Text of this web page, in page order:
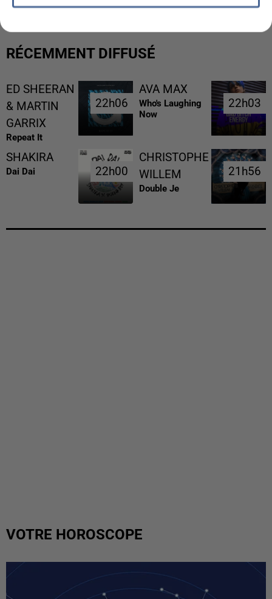
RÉCEMMENT DIFFUSÉ
ED SHEERAN
& MARTIN
GARRIX
Repeat It
22h06
22h06
AVA MAX
Who's Laughing
Now
22h03
22h03
SHAKIRA
Dai Dai 22h00
22h00
CHRISTOPHE
WILLEM
Double Je
21h56
21h56
VOTRE HOROSCOPE